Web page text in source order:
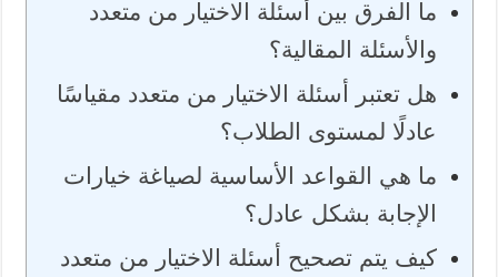
ما الفرق بين أسئلة الاختيار من متعدد
والأسئلة المقالية؟
هل تعتبر أسئلة الاختيار من متعدد مقياسًا
عادلًا لمستوى الطلاب؟
ما هي القواعد الأساسية لصياغة خيارات
الإجابة بشكل عادل؟
كيف يتم تصحيح أسئلة الاختيار من متعدد